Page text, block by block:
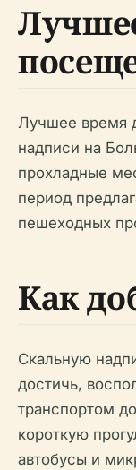
Лучшее время
надписи на
прохладные
период
пешеходных
Как
Скальную
достичь,
транспортом
короткую
автобусы и